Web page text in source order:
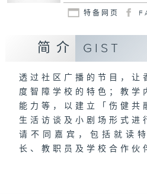
特备网页
简介 GIST
透过社区广播的节目，让
度智障学校的特色；教学
能力等，以建立「伤健共
生活访谈及小剧场形式进
请不同嘉宾，包括就读
长、教职员及学校合作伙
与有特殊学习需要的学童